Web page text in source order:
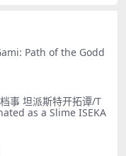
Path of the Godd
事 坦派斯特开拓谭/T
as a Slime ISEKA